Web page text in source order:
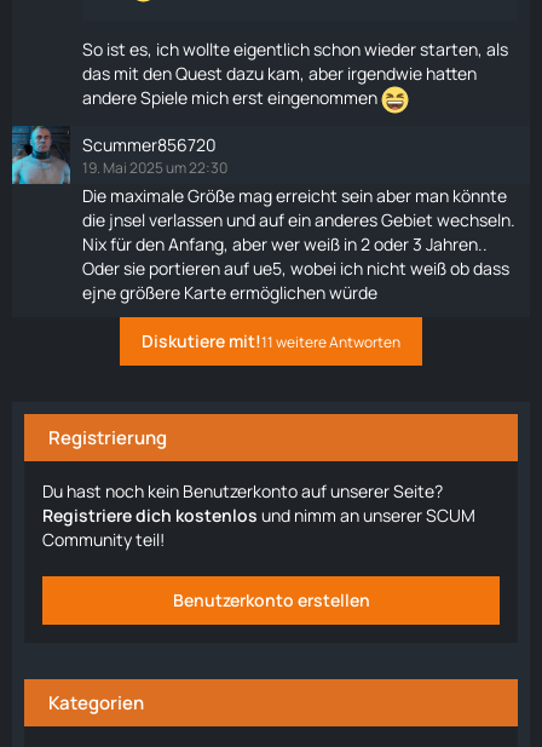
So ist es, ich wollte eigentlich schon wieder starten, als
das mit den Quest dazu kam, aber irgendwie hatten
andere Spiele mich erst eingenommen
Scummer856720
19. Mai 2025 um 22:30
Die maximale Größe mag erreicht sein aber man könnte
die jnsel verlassen und auf ein anderes Gebiet wechseln.
Nix für den Anfang, aber wer weiß in 2 oder 3 Jahren..
Oder sie portieren auf ue5, wobei ich nicht weiß ob dass
ejne größere Karteermöglichen würde
Diskutiere mit!11 weitere Antworten
Registrierung
Du hast noch kein Benutzerkonto auf unserer Seite?
Registriere dich kostenlos und nimm an unserer SCUM
Community teil!
Benutzerkonto erstellen
Kategorien